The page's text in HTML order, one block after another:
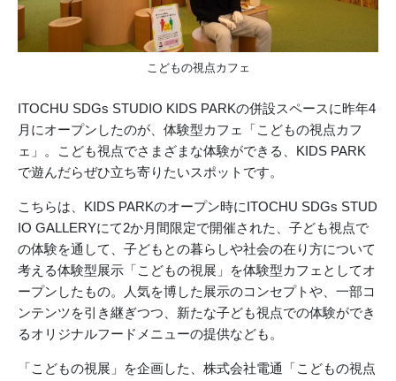
こどもの視点カフェ
ITOCHU SDGs STUDIO KIDS PARKの併設スペースに昨年4
月にオープンしたのが、体験型カフェ「こどもの視点カフ
ェ」。こども視点でさまざまな体験ができる、KIDS PARK
で遊んだらぜひ立ち寄りたいスポットです。
こちらは、KIDS PARKのオープン時にITOCHU SDGs STUD
IO GALLERYにて2か月間限定で開催された、子ども視点で
の体験を通して、子どもとの暮らしや社会の在り方について
考える体験型展示「こどもの視展」を体験型カフェとしてオ
ープンしたもの。人気を博した展示のコンセプトや、一部コ
ンテンツを引き継ぎつつ、新たな子ども視点での体験ができ
るオリジナルフードメニューの提供なども。
「こどもの視展」を企画した、株式会社電通「こどもの視点